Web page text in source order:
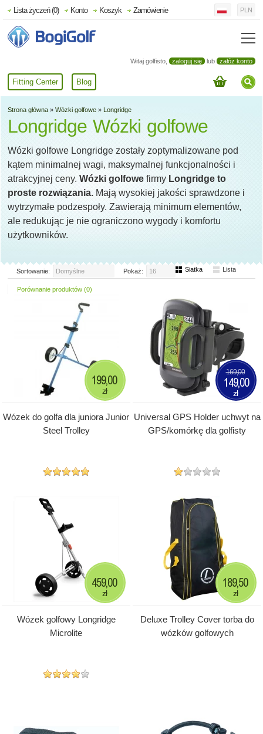
Witaj golfisto, zaloguj się lub załóż konto
Fitting Center Blog
Lista życzeń (0) Konto Koszyk Zamówienie PLN
Strona główna » Wózki golfowe » Longridge
Longridge Wózki golfowe
Wózki golfowe Longridge zostały zoptymalizowane pod
kątem minimalnej wagi, maksymalnej funkcjonalności i
atrakcyjnej ceny. Wózki golfowe firmy Longridge to
proste rozwiązania. Mają wysokiej jakości sprawdzone i
wytrzymałe podzespoły. Zawierają minimum elementów,
ale redukując je nie ograniczono wygody i komfortu
użytkowników.
Sortowanie: Domyślne Pokaż: 16 Siatka Lista
Porównanie produktów (0)
Wózek do golfa dla juniora Junior
Steel Trolley
199,00
zł
Universal GPS Holder uchwyt na
GPS/komórkę dla golfisty
169,00
149,00
zł
Wózek golfowy Longridge
Microlite
459,00
zł
Deluxe Trolley Cover torba do
wózków golfowych
189,50
zł